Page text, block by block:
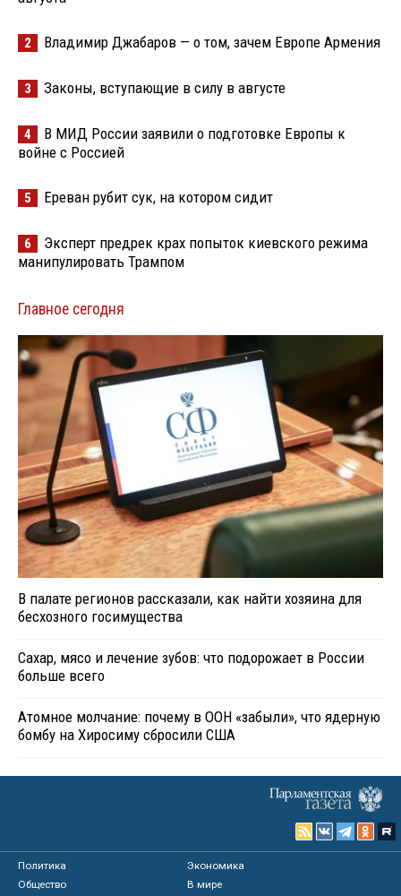
2 Владимир Джабаров — о том, зачем Европе Армения
3 Законы, вступающие в силу в августе
4
В МИД России заявили о подготовке Европы к
войне с Россией
5 Ереван рубит сук, на котором сидит
6
Эксперт предрек крах попыток киевского режима
манипулировать Трампом
Главное сегодня
В палате регионов рассказали, как найти хозяина для
бесхозного госимущества
Сахар, мясо и лечение зубов: что подорожает в России
больше всего
Атомное молчание: почему в ООН «забыли», что ядерную
бомбу на Хиросиму сбросили США
Политика
Экономика
Общество
В мире